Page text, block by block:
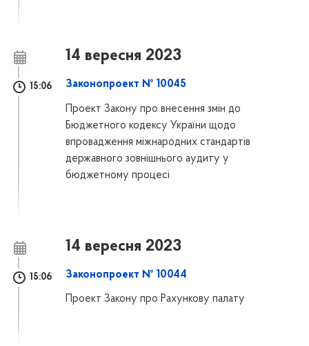
14 вересня 2023
15:06 Законопроект № 10045
Проект Закону про внесення змін до
Бюджетного кодексу України щодо
впровадження міжнародних стандартів
державного зовнішнього аудиту у
бюджетному процесі
14 вересня 2023
15:06 Законопроект № 10044
Проект Закону про Рахункову палату